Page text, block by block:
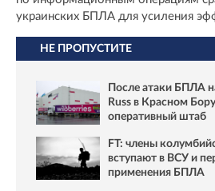
украинских БПЛА для усиления
НЕ ПРОПУСТИТЕ
После атаки БПЛА
Russ в Красном
оперативный штаб
FT: члены
вступают в ВСУ и
применения БПЛА